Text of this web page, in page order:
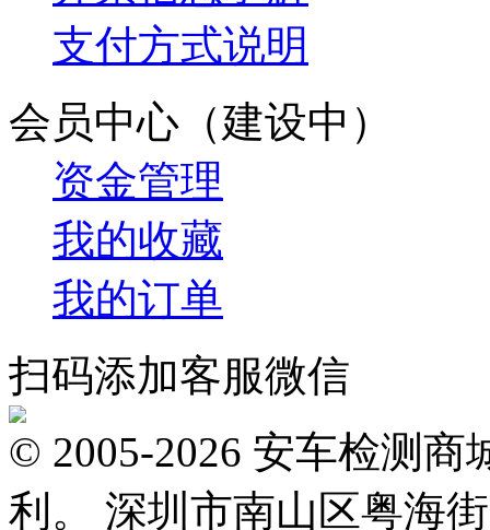
支付方式说明
会员中心（建设中）
资金管理
我的收藏
我的订单
扫码添加客服微信
© 2005-2026 安车检测商
利。 深圳市南山区粤海